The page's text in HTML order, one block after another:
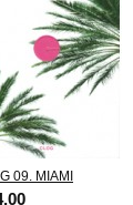
09. MIAMI